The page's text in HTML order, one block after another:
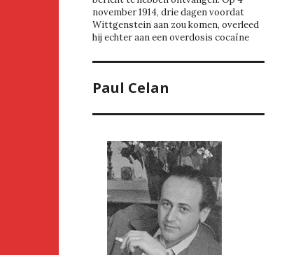
november 1914, drie dagen voordat
Wittgenstein aan zou komen, overleed
hij echter aan een overdosis cocaïne
Paul Celan